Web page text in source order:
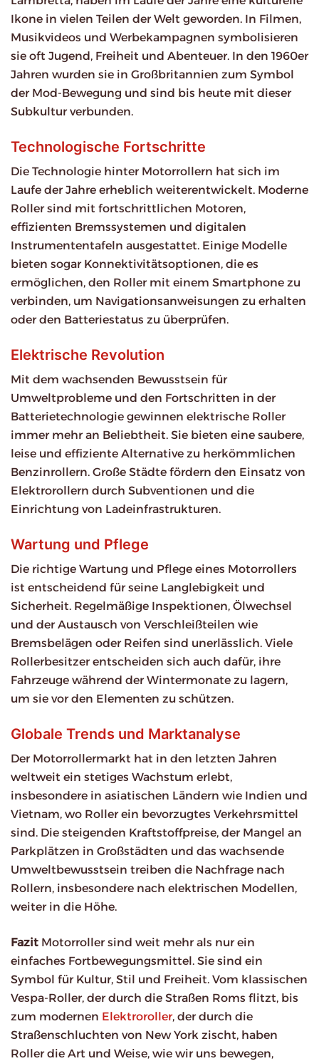
Ikone in vielen Teilen der Welt geworden. In Filmen,
Musikvideos und Werbekampagnen symbolisieren
sie oft Jugend, Freiheit und Abenteuer. In den 1960er
Jahren wurden sie in Großbritannien zum Symbol
der Mod-Bewegung und sind bis heute mit dieser
Subkultur verbunden.
Technologische Fortschritte
Die Technologie hinter Motorrollern hat sich im
Laufe der Jahre erheblich weiterentwickelt. Moderne
Roller sind mit fortschrittlichen Motoren,
effizienten Bremssystemen und digitalen
Instrumententafeln ausgestattet. Einige Modelle
bieten sogar Konnektivitätsoptionen, die es
ermöglichen, den Roller mit einem Smartphone zu
verbinden, um Navigationsanweisungen zu erhalten
oder den Batteriestatus zu überprüfen.
Elektrische Revolution
Mit dem wachsenden Bewusstsein für
Umweltprobleme und den Fortschritten in der
Batterietechnologie gewinnen elektrische Roller
immer mehr an Beliebtheit. Sie bieten eine saubere,
leise und effiziente Alternative zu herkömmlichen
Benzinrollern. Große Städte fördern den Einsatz von
Elektrorollern durch Subventionen und die
Einrichtung von Ladeinfrastrukturen.
Wartung und Pflege
Die richtige Wartung und Pflege eines Motorrollers
ist entscheidend für seine Langlebigkeit und
Sicherheit. Regelmäßige Inspektionen, Ölwechsel
und der Austausch von Verschleißteilen wie
Bremsbelägen oder Reifen sind unerlässlich. Viele
Rollerbesitzer entscheiden sich auch dafür, ihre
Fahrzeuge während der Wintermonate zu lagern,
um sie vor den Elementen zu schützen.
Globale Trends und Marktanalyse
Der Motorrollermarkt hat in den letzten Jahren
weltweit ein stetiges Wachstum erlebt,
insbesondere in asiatischen Ländern wie Indien und
Vietnam, wo Roller ein bevorzugtes Verkehrsmittel
sind. Die steigenden Kraftstoffpreise, der Mangel an
Parkplätzen in Großstädten und das wachsende
Umweltbewusstsein treiben die Nachfrage nach
Rollern, insbesondere nach elektrischen Modellen,
weiter in die Höhe.
Fazit Motorroller sind weit mehr als nur ein
einfaches Fortbewegungsmittel. Sie sind ein
Symbol für Kultur, Stil und Freiheit. Vom klassischen
Vespa-Roller, der durch die Straßen Roms flitzt, bis
zum modernen Elektroroller, der durch die
Straßenschluchten von New York zischt, haben
Roller die Art und Weise, wie wir uns bewegen,